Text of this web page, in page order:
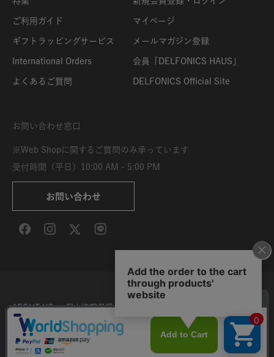
ご利用ガイド
ギフトラッピングサービス
International Orders
よくあるご質問
マイページ
メールマガジン登録
会員「DELFONICS HAUS」
DELFONICS Official Site
お問い合わせ窓口
※Web Shopに関するご質問のみ承っています
受付時間（平日）10:00 AM - 5:00 PM
お問い合わせ
ABOUT US 個人情報保護方針
利用規約 サイト利用条件